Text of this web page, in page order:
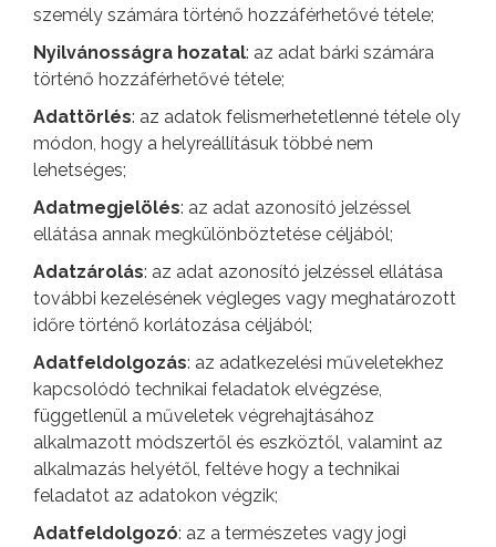
személy számára történő hozzáférhetővé tétele;
Nyilvánosságra hozatal: az adat bárki számára
történő hozzáférhetővé tétele;
Adattörlés: az adatok felismerhetetlenné tétele oly
módon, hogy a helyreállításuk többé nem
lehetséges;
Adatmegjelölés: az adat azonosító jelzéssel
ellátása annak megkülönböztetése céljából;
Adatzárolás: az adat azonosító jelzéssel ellátása
további kezelésének végleges vagy meghatározott
időre történő korlátozása céljából;
Adatfeldolgozás: az adatkezelési műveletekhez
kapcsolódó technikai feladatok elvégzése,
függetlenül a műveletek végrehajtásához
alkalmazott módszertől és eszköztől, valamint az
alkalmazás helyétől, feltéve hogy a technikai
feladatot az adatokon végzik;
Adatfeldolgozó: az a természetes vagy jogi